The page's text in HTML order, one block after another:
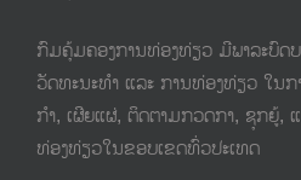
ກົມຄຸ້ມຄອງການທ່ອງທ່ຽວ ມີພາລະບົດ
ວັດທະນະທຳ ແລະ ການທ່ອງທ່ຽວ ໃນ
ກຳ,​ ເຜີຍແຜ່, ຕິດຕາມກວດກາ, ຊຸກຍູ້,
ທ່ອງທ່ຽວໃນຂອບເຂດທົ່ວປະເທດ